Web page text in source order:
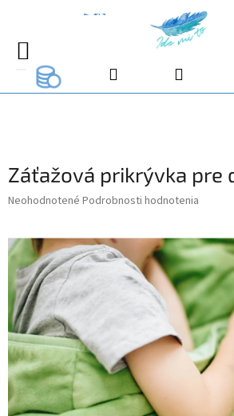
NÁKUPNÝ
KOŠÍK
EUR
Záťažová prikrývka pre
Priemerné
je
0,0
5
hviezdičiek.
Neohodnotené Podrobnosti hodnotenia